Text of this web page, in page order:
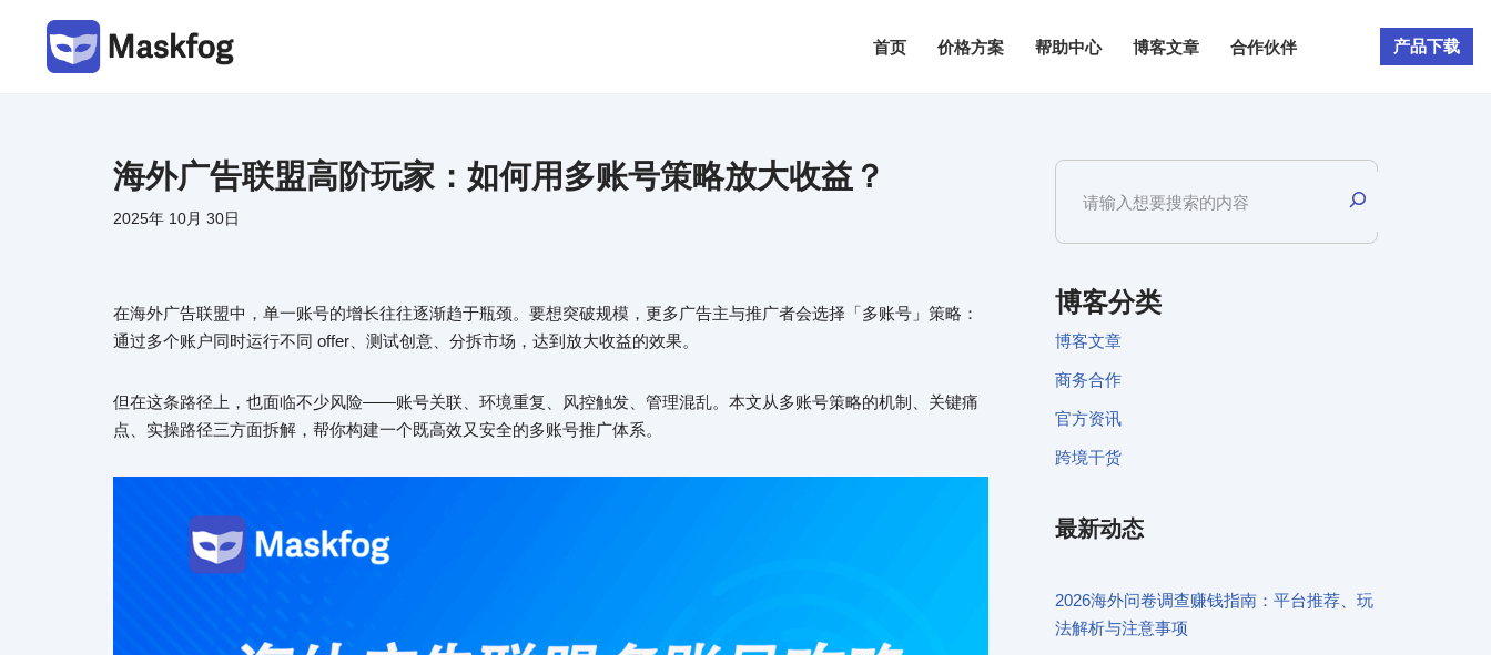
首页 价格方案 帮助中心 博客文章 合作伙伴 产品下载
海外广告联盟高阶玩家：如何用多账号策略放大收益？
2025年 10月 30日
在海外广告联盟中，单一账号的增长往往逐渐趋于瓶颈。要想突破规模，更多广告主与推广者会选择「多账号」策略：
通过多个账户同时运行不同 offer、测试创意、分拆市场，达到放大收益的效果。
但在这条路径上，也面临不少风险——账号关联、环境重复、风控触发、管理混乱。本文从多账号策略的机制、关键痛
点、实操路径三方面拆解，帮你构建一个既高效又安全的多账号推广体系。
博客分类
博客文章
商务合作
官方资讯
跨境干货
最新动态
2026海外问卷调查赚钱指南：平台推荐、玩
法解析与注意事项